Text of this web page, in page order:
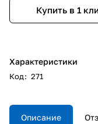
Купить в 1
Характеристики
Код: 271
Описание